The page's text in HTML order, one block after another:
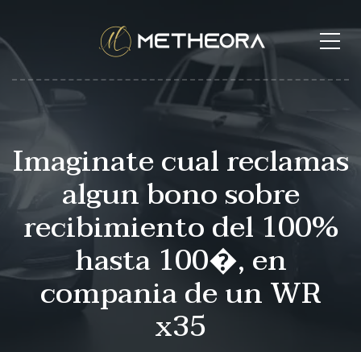
Imaginate cual reclamas
algun bono sobre
recibimiento del 100%
hasta 100�, en
compania de un WR
x35